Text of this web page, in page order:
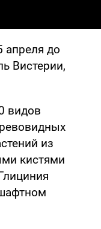
апреля до
Вистерии,
видов
из
кистями